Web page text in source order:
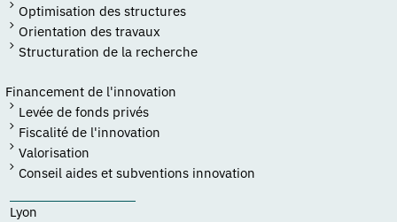
Optimisation des structures
Orientation des travaux
Structuration de la recherche
Financement de l'innovation
Levée de fonds privés
Fiscalité de l'innovation
Valorisation
Conseil aides et subventions innovation
Lyon